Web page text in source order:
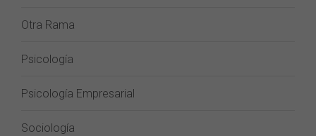
Otra Rama
Psicología
Psicología Empresarial
Sociología